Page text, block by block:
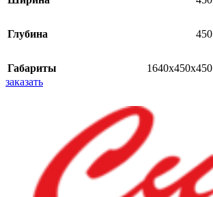
Глубина 450
Габариты
1640x450x450
заказать